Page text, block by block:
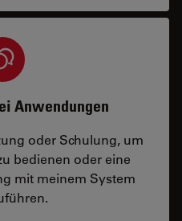
Anwendungen
oder Schulung, um
bedienen oder eine
mit meinem System